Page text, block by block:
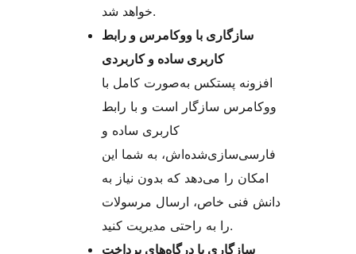
خواهد شد.
سازگاری با ووکامرس و رابط
کاربری ساده و کاربردی
افزونه پستکس به‌صورت کامل با
ووکامرس سازگار است و با رابط
کاربری ساده و
فارسی‌سازی‌شده‌اش، به شما این
امکان را می‌دهد که بدون نیاز به
دانش فنی خاص، ارسال مرسولات
را به راحتی مدیریت کنید.
سازگاری با درگاه‌های پرداخت